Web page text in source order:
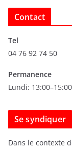
c
v
e
s
Contact
Tel
04 76 92 74 50
Permanence
Lundi: 13:00–15:00
Se syndiquer
Dans le contexte